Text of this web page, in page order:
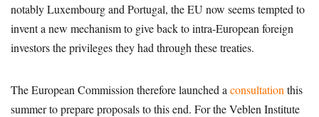
notably Luxembourg and Portugal, the EU now seems tempted to
invent a new mechanism to give back to intra-European foreign
investors the privileges they had through these treaties.
The European Commission therefore launched a consultation this
summer to prepare proposals to this end. For the Veblen Institute